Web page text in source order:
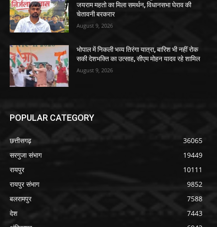
जयराम महतो का मिला समर्थन, विधानसभा घेराव की
चेतावनी बरकरार
August 9, 2026
भोपाल में निकली भव्य तिरंगा यात्रा, बारिश भी नहीं रोक
सकी देशभक्ति का उत्साह, सीएम मोहन यादव रहे शामिल
August 9, 2026
POPULAR CATEGORY
छत्तीसगढ़
36065
सरगुजा संभाग
19449
रायपुर
10111
रायपुर संभाग
9852
बलरामपुर
7588
देश
7443